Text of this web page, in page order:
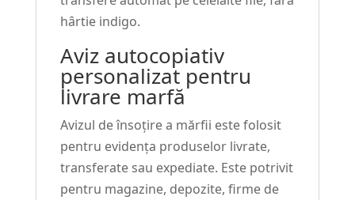
hârtie indigo.
Aviz autocopiativ
personalizat pentru
livrare marfă
Avizul de însoțire a mărfii este folosit
pentru evidența produselor livrate,
transferate sau expediate. Este potrivit
pentru magazine, depozite, firme de